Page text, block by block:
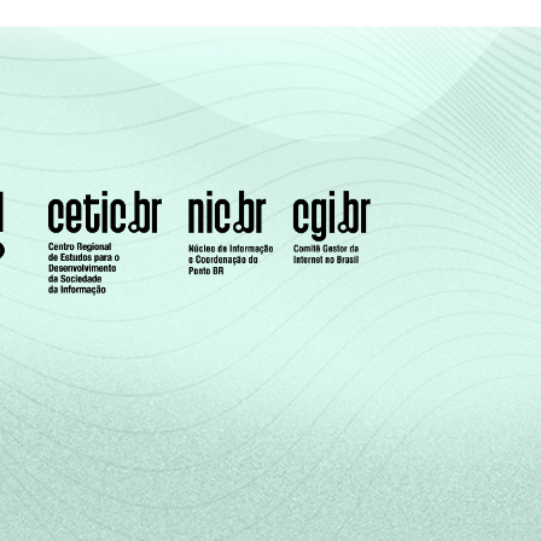
81
10 90
de casa.
uma serie de utensílios domésticos,
Classe Sócio-Econômica específica (A,